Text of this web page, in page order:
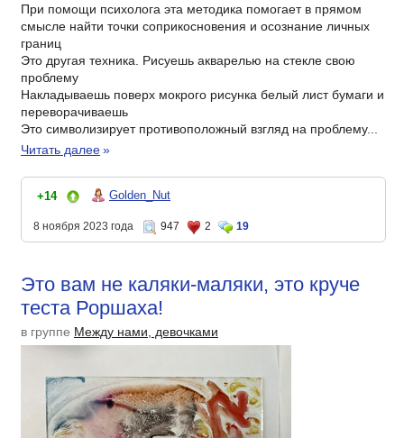
При помощи психолога эта методика помогает в прямом
смысле найти точки соприкосновения и осознание личных
границ
Это другая техника. Рисуешь акварелью на стекле свою
проблему
Накладываешь поверх мокрого рисунка белый лист бумаги и
переворачиваешь
Это символизирует противоположный взгляд на проблему...
Читать далее»
+14 Golden_Nut
8 ноября 2023 года 947 2 19
Это вам не каляки-маляки, это круче
теста Роршаха!
в группе Между нами, девочками